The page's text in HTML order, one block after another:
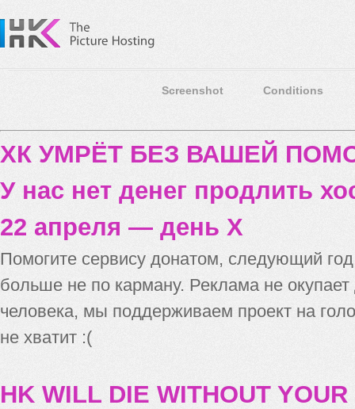
Screenshot Conditions
ХК УМРЁТ БЕЗ ВАШЕЙ
У нас нет денег продлить
22 апреля — день X
Помогите сервису донатом, следующий
больше не по карману. Реклама не
человека, мы поддерживаем проект на
не хватит :(
HK WILL DIE WITHOUT